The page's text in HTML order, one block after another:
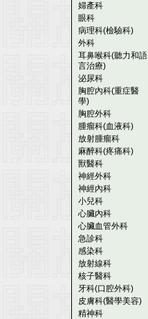
婦產科
眼科
病理科(檢驗科)
外科
耳鼻喉科(聽力和語
言治療)
泌尿科
胸腔內科(重症醫
學)
胸腔外科
腫瘤科(血液科)
放射腫瘤科
麻醉科(疼痛科)
獸醫科
神經外科
神經內科
小兒科
心臟內科
心臟血管外科
急診科
感染科
放射線科
核子醫科
牙科(口腔外科)
皮膚科(醫學美容)
精神科